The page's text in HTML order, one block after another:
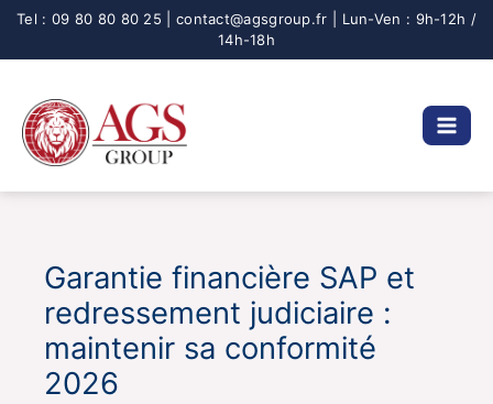
Aller
Garantie financière SAP et
redressement judiciaire :
maintenir sa conformité
2026